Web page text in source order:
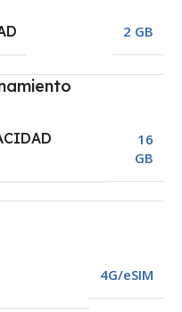
2 GB
16
GB
4G/eSIM